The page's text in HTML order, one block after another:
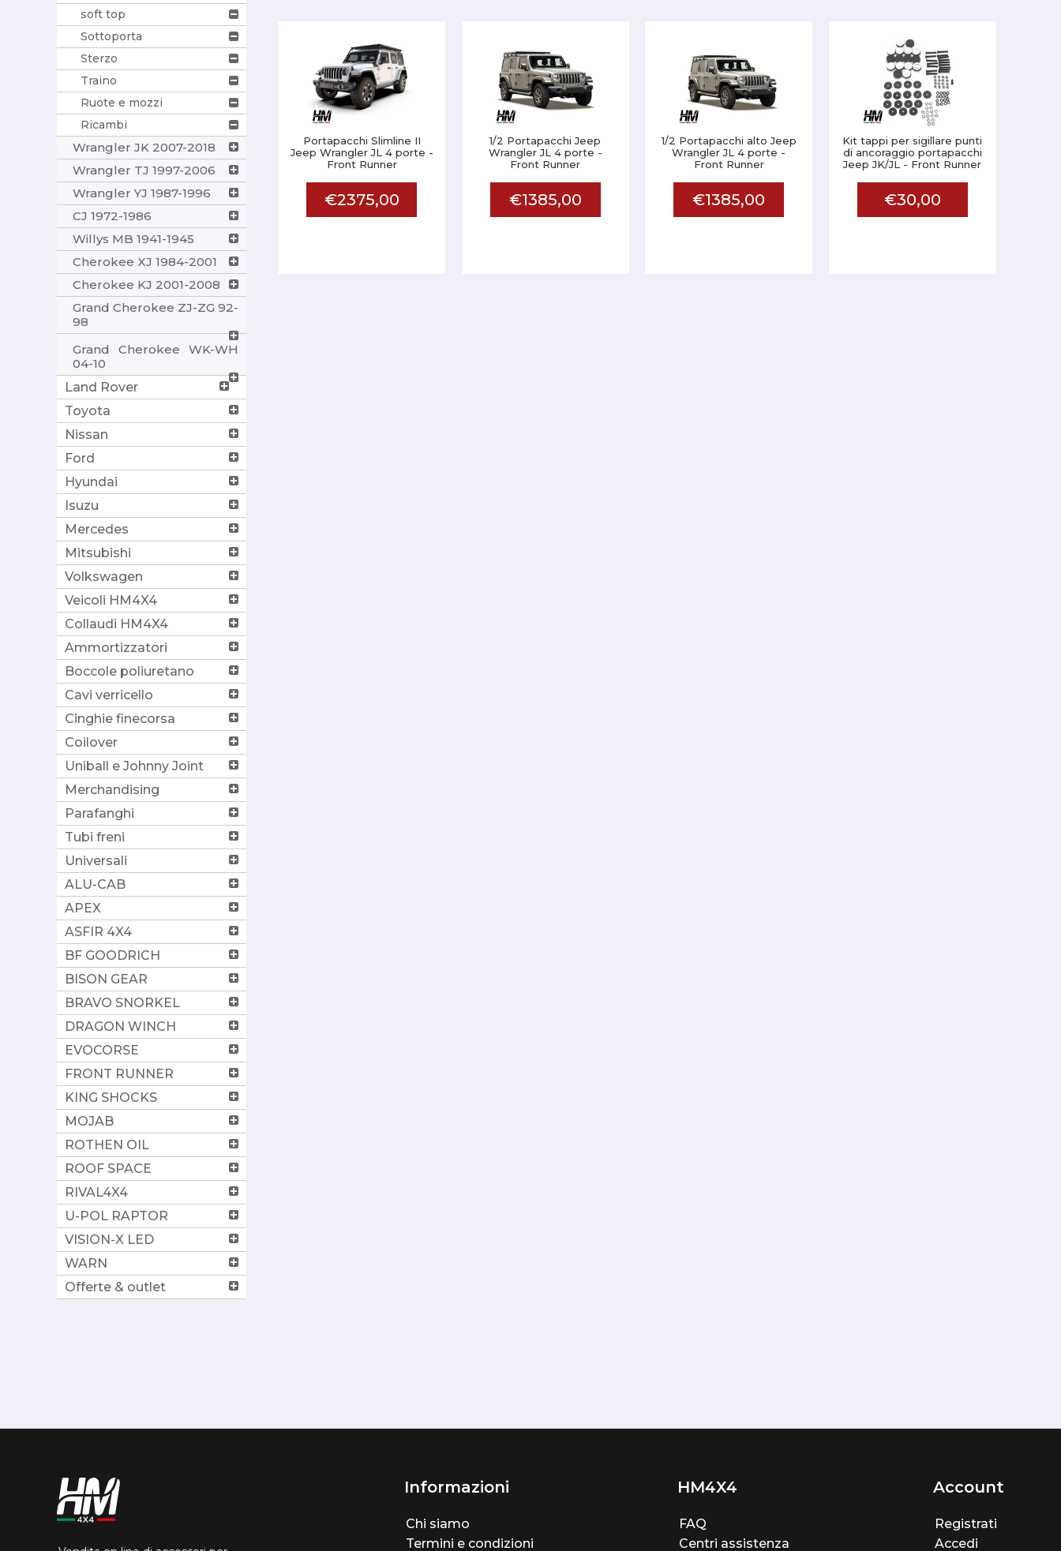
soft top
Sottoporta
Sterzo
Traino
Ruote e mozzi
Ricambi
Wrangler JK 2007-2018
Wrangler TJ 1997-2006
Wrangler YJ 1987-1996
CJ 1972-1986
Willys MB 1941-1945
Cherokee XJ 1984-2001
Cherokee KJ 2001-2008
Grand Cherokee ZJ-ZG 92-
98
Grand Cherokee WK-WH
04-10
Land Rover
Toyota
Nissan
Ford
Hyundai
Isuzu
Mercedes
Mitsubishi
Volkswagen
Veicoli HM4X4
Collaudi HM4X4
Ammortizzatori
Boccole poliuretano
Cavi verricello
Cinghie finecorsa
Coilover
Uniball e Johnny Joint
Merchandising
Parafanghi
Tubi freni
Universali
ALU-CAB
APEX
ASFIR 4X4
BF GOODRICH
BISON GEAR
BRAVO SNORKEL
DRAGON WINCH
EVOCORSE
FRONT RUNNER
KING SHOCKS
MOJAB
ROTHEN OIL
ROOF SPACE
RIVAL4X4
U-POL RAPTOR
VISION-X LED
WARN
Offerte & outlet
Portapacchi Slimline II
Jeep Wrangler JL 4 porte -
Front Runner
€2375,00
1/2 Portapacchi Jeep
Wrangler JL 4 porte -
Front Runner
€1385,00
1/2 Portapacchi alto Jeep
Wrangler JL 4 porte -
Front Runner
€1385,00
Kit tappi per sigillare punti
di ancoraggio portapacchi
Jeep JK/JL - Front Runner
€30,00
Informazioni
Chi siamo
Termini e condizioni
HM4X4
FAQ
Centri assistenza
Account
Registrati
Accedi